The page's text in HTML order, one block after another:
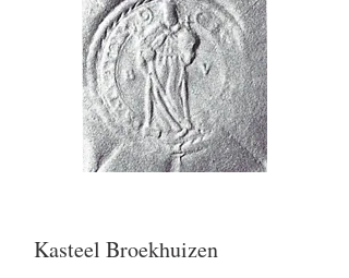
Kasteel Broekhuizen